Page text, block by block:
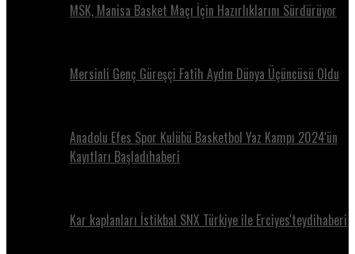
MSK, Manisa Basket Maçı İçin Hazırlıklarını Sürdürüyor
Mersinli Genç Güreşçi Fatih Aydın Dünya Üçüncüsü Oldu
Anadolu Efes Spor Kulübü Basketbol Yaz Kampı 2024'ün
Kayıtları Başladıhaberi
Kar kaplanları İstikbal SNX Türkiye ile Erciyes'teydihaberi